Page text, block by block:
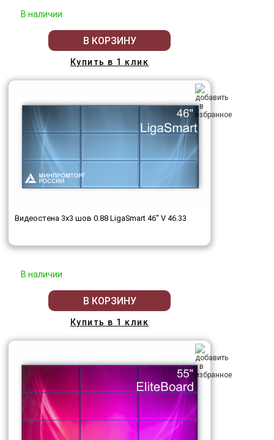
В наличии
В КОРЗИНУ
Купить в 1 клик
Видеостена 3x3 шов 0.88 LigaSmart 46" V 46.33
В наличии
В КОРЗИНУ
Купить в 1 клик